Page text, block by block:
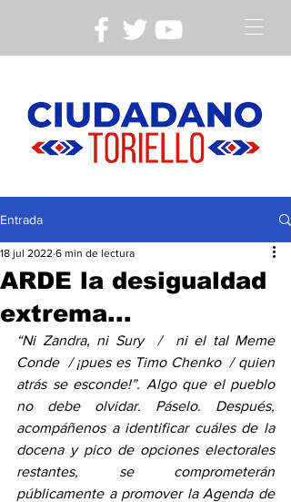
Entrada
ARDE la desigualdad
extrema...
18 jul 2022 6 min de lectura
“Ni Zandra, ni Sury  /  ni el tal Meme
Conde  / ¡pues es Timo Chenko  / quien
atrás se esconde!”. Algo que el pueblo
no debe olvidar. Páselo. Después,
acompáñenos a identificar cuáles de la
docena y pico de opciones electorales
restantes, se comprometerán
públicamente a promover la Agenda de